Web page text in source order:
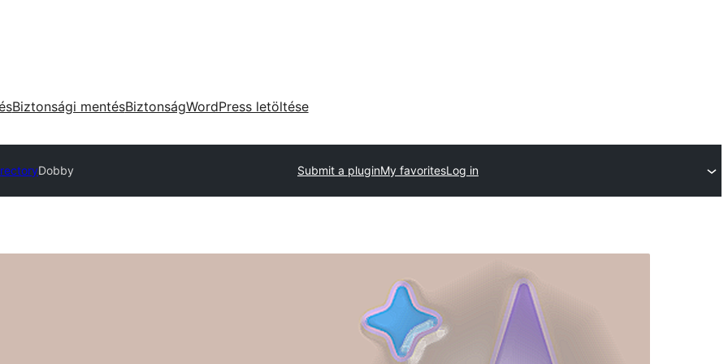
Biztonsági mentésBiztonságWordPress letöltése
Dobby Submit a pluginMy favoritesLog in